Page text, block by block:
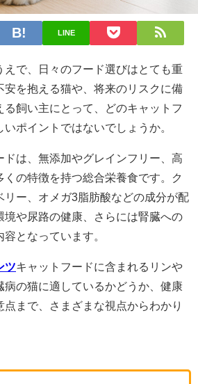
LINE
えで、日々のフード選びはとても重
安を抱える猫や、将来のリスクに備
る飼い主にとって、どのキャットフ
ポイントではないでしょうか。
ドは、無添加やグレインフリー、高
くの特徴を持つ総合栄養食です。ク
リー、オメガ3脂肪酸などの成分が配
境や尿路の健康、さらには腎臓への
となっています。
ツキャットフードに含まれるリンや
病の猫に適しているかどうか、健康
まで、さまざまな視点からわかり